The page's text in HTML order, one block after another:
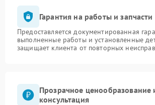
Гарантия на работы и запчасти
Предоставляется документированная
выполненные работы и установленные
защищает клиента от повторных
Прозрачное ценообразование
консультация